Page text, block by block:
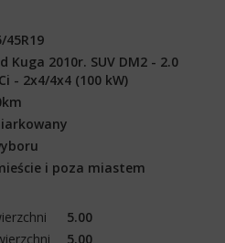
45R19
Kuga 2010r. SUV DM2 - 2.0
- 2x4/4x4 (100 kW)
i poza miastem
5.00
5.00